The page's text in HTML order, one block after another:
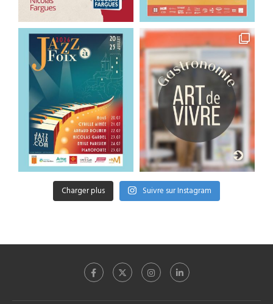
Charger plus Suivre sur Instagram